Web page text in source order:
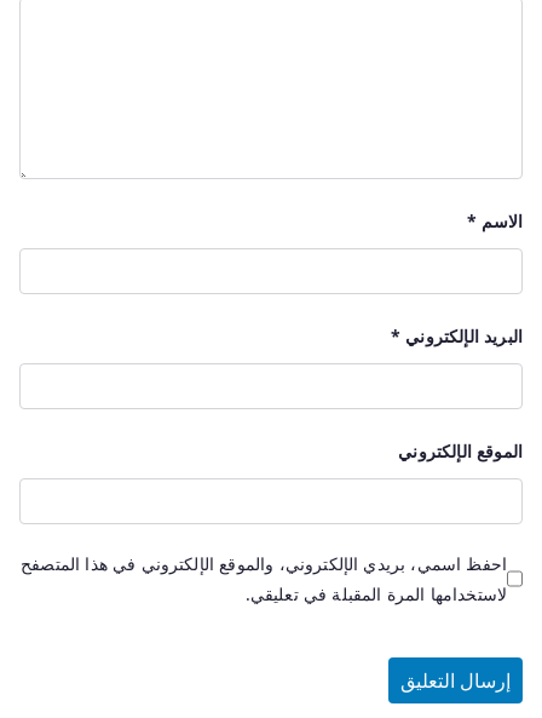
الاسم *
البريد الإلكتروني *
الموقع الإلكتروني
احفظ اسمي، بريدي الإلكتروني، والموقع الإلكتروني في هذا المتصفح
لاستخدامها المرة المقبلة في تعليقي.